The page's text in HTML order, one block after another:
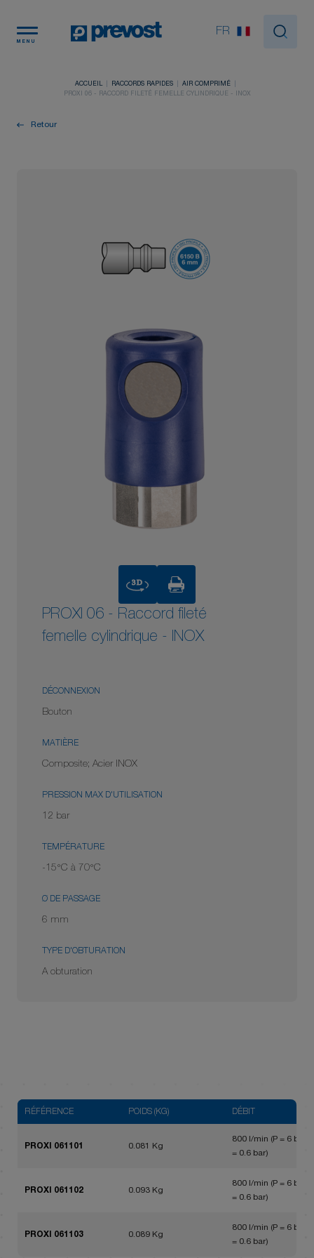
MENU
FR
ACCUEIL RACCORDS RAPIDES
AIR COMPRIMÉ
PROXI 06 - RACCORD FILETÉ FEMELLE CYLINDRIQUE - INOX
Retour
3D
PROXI 06 - Raccord fileté
femelle cylindrique - INOX
DÉCONNEXION
Bouton
MATIÈRE
Composite; Acier INOX
PRESSION MAX D'UTILISATION
12 bar
TEMPÉRATURE
-15°C à 70°C
Ø DE PASSAGE
6 mm
TYPE D'OBTURATION
A obturation
RÉFÉRENCE POIDS (KG) DÉBIT
PROXI 061101 0.081 Kg
800 l/min (P = 6 bar,
= 0.6 bar)
PROXI 061102 0.093 Kg
800 l/min (P = 6 bar,
= 0.6 bar)
PROXI 061103 0.089 Kg
800 l/min (P = 6 bar,
= 0.6 bar)